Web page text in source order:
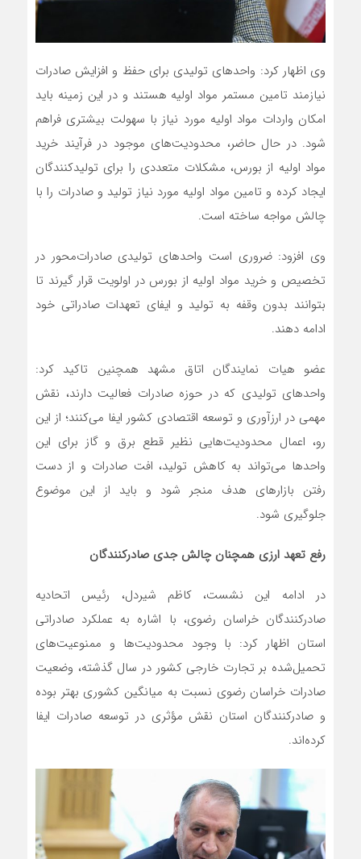
وی اظهار کرد: واحدهای تولیدی برای حفظ و افزایش صادرات
نیازمند تامین مستمر مواد اولیه هستند و در این زمینه باید
امکان واردات مواد اولیه مورد نیاز با سهولت بیشتری فراهم
شود. در حال حاضر، محدودیت‌های موجود در فرآیند خرید
مواد اولیه از بورس، مشکلات متعددی را برای تولیدکنندگان
ایجاد کرده و تامین مواد اولیه مورد نیاز تولید و صادرات را با
چالش مواجه ساخته است.
وی افزود: ضروری است واحدهای تولیدی صادرات‌محور در
تخصیص و خرید مواد اولیه از بورس در اولویت قرار گیرند تا
بتوانند بدون وقفه به تولید و ایفای تعهدات صادراتی خود
ادامه دهند.
عضو هیات نمایندگان اتاق مشهد همچنین تاکید کرد:
واحدهای تولیدی که در حوزه صادرات فعالیت دارند، نقش
مهمی در ارزآوری و توسعه اقتصادی کشور ایفا می‌کنند؛ از این
رو، اعمال محدودیت‌هایی نظیر قطع برق و گاز برای این
واحدها می‌تواند به کاهش تولید، افت صادرات و از دست
رفتن بازارهای هدف منجر شود و باید از این موضوع
جلوگیری شود.
رفع تعهد ارزی همچنان چالش جدی صادرکنندگان
در ادامه این نشست، کاظم شیردل، رئیس اتحادیه
صادرکنندگان خراسان رضوی، با اشاره به عملکرد صادراتی
استان اظهار کرد: با وجود محدودیت‌ها و ممنوعیت‌های
تحمیل‌شده بر تجارت خارجی کشور در سال گذشته، وضعیت
صادرات خراسان رضوی نسبت به میانگین کشوری بهتر بوده
و صادرکنندگان استان نقش مؤثری در توسعه صادرات ایفا
کرده‌اند.